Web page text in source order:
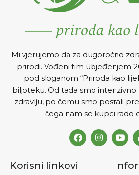
Mi vjerujemo da za dugoročno
prirodi. Vođeni tim ubjeđenjem
pod sloganom “Priroda kao
biljoteku. Od tada smo intenzivno
zdravlju, po čemu smo postali
čega nam se kupci rado
Korisni linkovi